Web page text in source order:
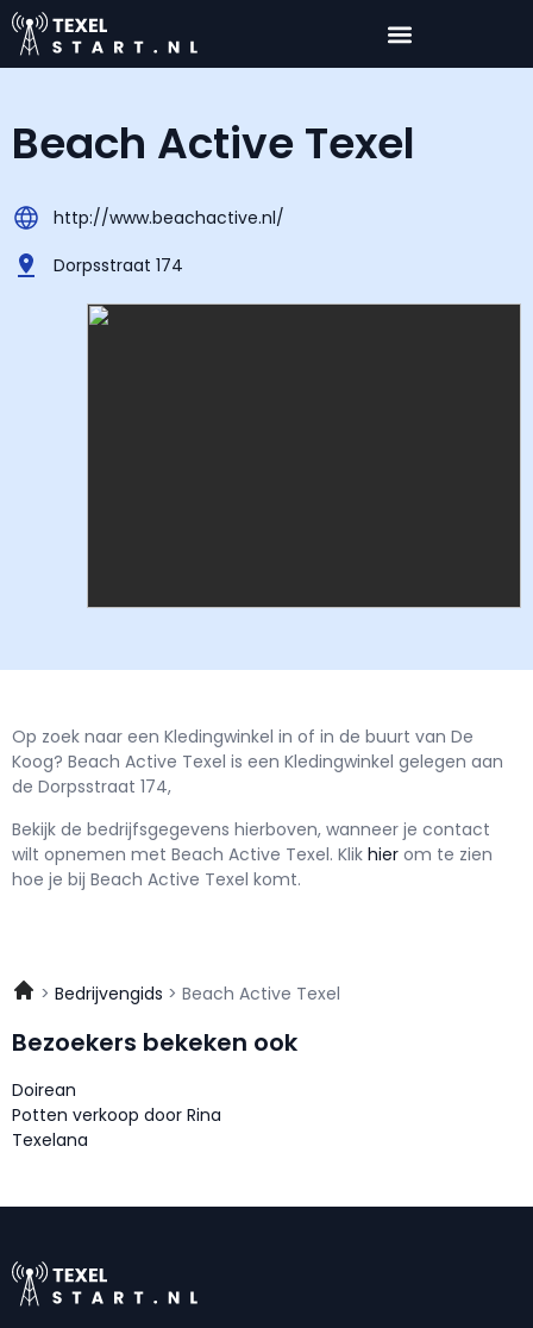
Beach Active Texel
http://www.beachactive.nl/
Dorpsstraat 174
Op zoek naar een Kledingwinkel in of in de buurt van De
Koog? Beach Active Texel is een Kledingwinkel gelegen aan
de Dorpsstraat 174,
Bekijk de bedrijfsgegevens hierboven, wanneer je contact
wilt opnemen met Beach Active Texel. Klik hier om te zien
hoe je bij Beach Active Texel komt.
Bedrijvengids Beach Active Texel
Bezoekers bekeken ook
Doirean
Potten verkoop door Rina
Texelana